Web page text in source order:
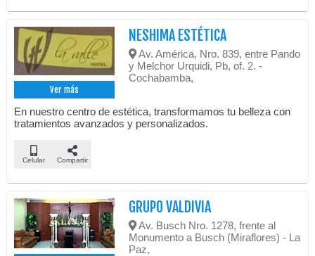
Ver más
NESHIMA ESTÉTICA
Av. América, Nro. 839, entre Pando
y Melchor Urquidi, Pb, of. 2. -
Cochabamba,
En nuestro centro de estética, transformamos tu belleza con
tratamientos avanzados y personalizados.
Celular Compartir
GRUPO VALDIVIA
Av. Busch Nro. 1278, frente al
Monumento a Busch (Miraflores) - La
Paz,